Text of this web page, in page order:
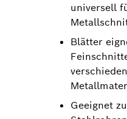
universell
Blätter
Geeignet